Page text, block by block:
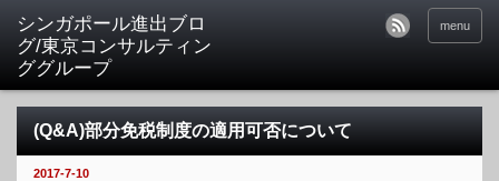
シンガポール進出ブロ
グ/東京コンサルティン
ググループ
menu
(Q&A)部分免税制度の適用可否について
2017-7-10